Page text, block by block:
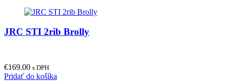
€700.00.€595.00.
JRC STI 2rib Brolly
€169.00 s DPH
Pridať do košíka